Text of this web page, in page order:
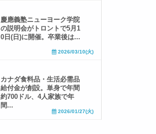
慶應義塾ニューヨーク学院
の説明会がトロントで5月1
0日(日)に開催。卒業後は...
2026/03/10(火)
カナダ食料品・生活必需品
給付金が創設。単身で年間
約700ドル、4人家族で年
間...
2026/01/27(火)